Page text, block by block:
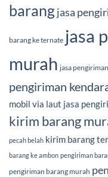
barangjasa
barang ke ternate jasa
murah jasa
pengiriman
mobil via laut jasa
kirim barang
pecah belah kirim barang
barang ke ambon pengiriman
pengiriman barang murah